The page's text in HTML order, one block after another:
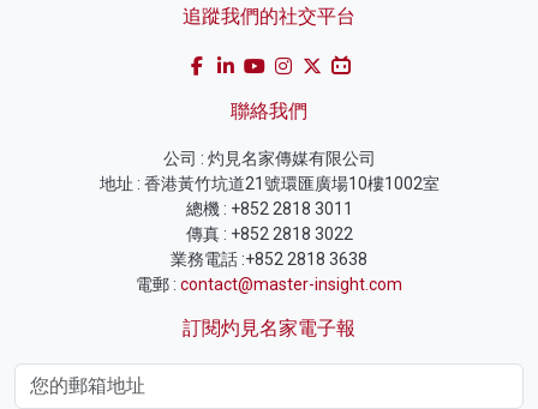
追蹤我們的社交平台
聯絡我們
公司 : 灼見名家傳媒有限公司
地址 : 香港黃竹坑道21號環匯廣場10樓1002室
總機 : +852 2818 3011
傳真 : +852 2818 3022
業務電話 :+852 2818 3638
電郵 : contact@master-insight.com
訂閱灼見名家電子報